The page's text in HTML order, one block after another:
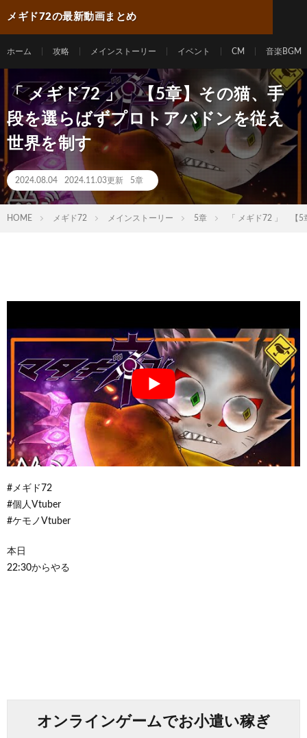
メギド72の最新動画まとめ
ホーム 攻略 メインストーリー イベント CM 音楽BGM
「 メギド72 」 【5章】その猫、手
段を選らばずプロトアバドンを従え
世界を制す
2024.08.04 2024.11.03更新 5章
HOME メギド72 メインストーリー 5章 「 メギド72 」 【5
#メギド72
#個人Vtuber
#ケモノVtuber
本日
22:30からやる
オンラインゲームでお小遣い稼ぎ